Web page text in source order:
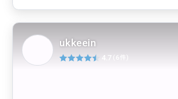
ukkeein
4.7 (6件)